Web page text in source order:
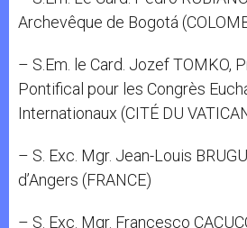
Archevêque de Bogotá
– S.Em. le Card. Jozef TOMKO,
Pontifical pour les Congrès
Internationaux (CITÉ DU
– S. Exc. Mgr. Jean-Louis
d’Angers (FRANCE)
– S. Exc. Mgr. Francesco